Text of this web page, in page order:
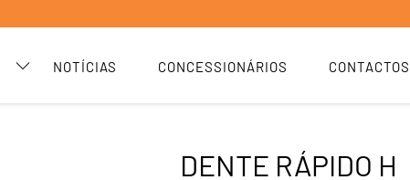
NOTÍCIAS CONCESSIONÁRIOS CONTACTOS
DENTE RÁPIDO H